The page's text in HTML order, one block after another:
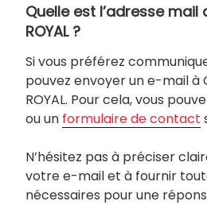
Quelle est l’adresse mail
ROYAL ?
Si vous préférez
pouvez envoyer un e-mail à
ROYAL. Pour cela, vous
ou un formulaire de contact
N’hésitez pas à préciser
votre e-mail et à fournir
nécessaires pour une